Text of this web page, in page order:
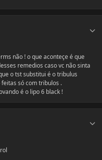
não ! o que aconteçe é que
remedios caso vc não sinta
o tst substitui é o tribulus
só com tribulos .
é o lipo 6 black !